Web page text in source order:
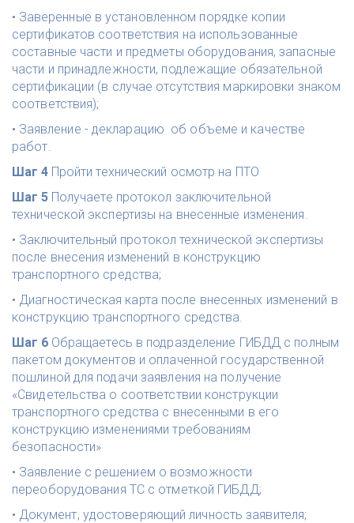
• Заверенные в установленном порядке копии
сертификатов соответствия на использованные
составные части и предметы оборудования, запасные
части и принадлежности, подлежащие обязательной
сертификации (в случае отсутствия маркировки знаком
соответствия);
• Заявление - декларацию  об объеме и качестве
работ.
Шаг 4 Пройти технический осмотр на ПТО
Шаг 5 Получаете протокол заключительной
технической экспертизы на внесенные изменения.
• Заключительный протокол технической экспертизы
после внесения изменений в конструкцию
транспортного средства;
• Диагностическая карта после внесенных изменений в
конструкцию транспортного средства.
Шаг 6 Обращаетесь в подразделение ГИБДД с полным
пакетом документов и оплаченной государственной
пошлиной для подачи заявления на получение
«Свидетельства о соответствии конструкции
транспортного средства с внесенными в его
конструкцию изменениями требованиям
безопасности»
• Заявление с решением о возможности
переоборудования ТС с отметкой ГИБДД;
• Документ, удостоверяющий личность заявителя;